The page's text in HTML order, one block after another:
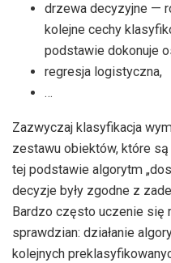
drzewa decyzyjne —
kolejne cechy
podstawie dokonuje
regresja logistyczna,
…
Zazwyczaj klasyfikacja
zestawu obiektów, które
tej podstawie algorytm
decyzje były zgodne z
Bardzo często uczenie się
sprawdzian: działanie
kolejnych